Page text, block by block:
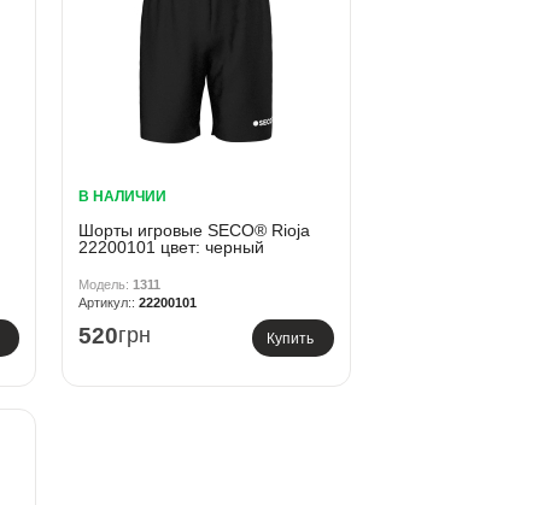
В НАЛИЧИИ
Шорты игровые SECO® Rioja
22200101 цвет: черный
1311
22200101
520грн Купить